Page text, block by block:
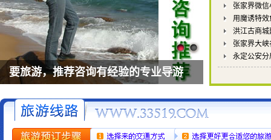
要旅游，推荐咨询有经验的专业导游
张家界微
用魔诱特
洪江古商
张家界大
永定公安